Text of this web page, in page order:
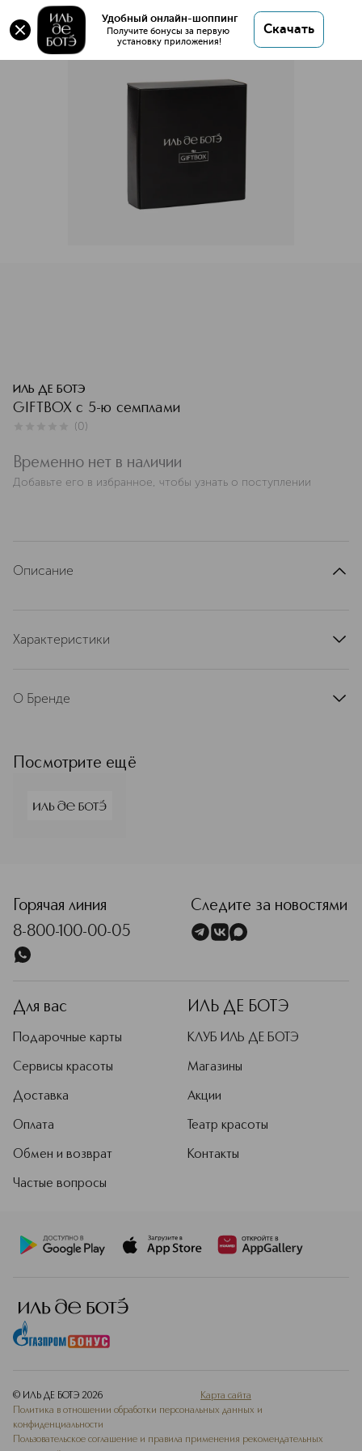
Удобный онлайн-шоппинг
Получите бонусы за первую
установку приложения!
Скачать
GIFTBOX с 5-ю семплами
ИЛЬ ДЕ БОТЭ
GIFTBOX с 5-ю семплами
(0)
Временно нет в наличии
Добавьте его в избранное, чтобы узнать о поступлении
Описание
Характеристики
О Бренде
Посмотрите ещё
Горячая линия
8-800-100-00-05
Следите за новостями
Для вас
Подарочные карты
Сервисы красоты
Доставка
Оплата
Обмен и возврат
Частые вопросы
ИЛЬ ДЕ БОТЭ
КЛУБ ИЛЬ ДЕ БОТЭ
Магазины
Акции
Театр красоты
Контакты
© ИЛЬ ДЕ БОТЭ 2026
Карта сайта
Политика в отношении обработки персональных данных и
конфиденциальности
Пользовательское соглашение и правила применения рекомендательных